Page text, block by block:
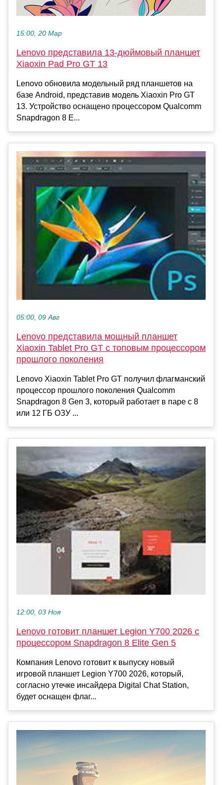
15:00, 20 Мар
Lenovo представила 13-дюймовый планшет
Xiaoxin Pad Pro GT 13
Lenovo обновила модельный ряд планшетов на
базе Android, представив модель Xiaoxin Pro GT
13. Устройство оснащено процессором Qualcomm
Snapdragon 8 E...
05:00, 09 Авг
Lenovo представила мощный планшет
Xiaoxin Tablet Pro GT с топовым процессором
прошлого поколения
Lenovo Xiaoxin Tablet Pro GT получил флагманский
процессор прошлого поколения Qualcomm
Snapdragon 8 Gen 3, который работает в паре с 8
или 12 ГБ ОЗУ ...
12:00, 03 Ноя
Lenovo готовит планшет Legion Y700 2026 с
процессором Snapdragon 8 Elite Gen 5
Компания Lenovo готовит к выпуску новый
игровой планшет Legion Y700 2026, который,
согласно утечке инсайдера Digital Chat Station,
будет оснащен флаг...